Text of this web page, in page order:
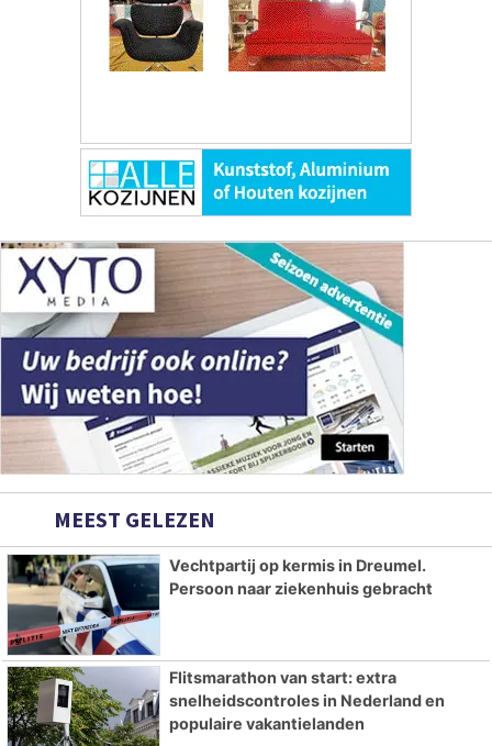
MEEST GELEZEN
Vechtpartij op kermis in Dreumel.
Persoon naar ziekenhuis gebracht
Flitsmarathon van start: extra
snelheidscontroles in Nederland en
populaire vakantielanden